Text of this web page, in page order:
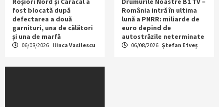
fost blocată după
defectarea a două
garnituri, una de călători
și una de marfă
06/08/2026 Ilinca Vasilescu
România intră în ultima
lună a PNRR: miliarde de
euro depind de
autostrăzile neterminate
06/08/2026 Ștefan Etveș